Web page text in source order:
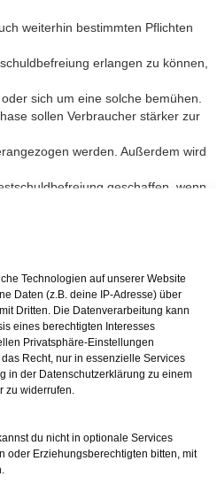
Technologien auf unserer Website
Daten (z.B. deine IP-Adresse) über
Dritten. Die Datenverarbeitung kann
eines berechtigten Interesses
Privatsphäre-Einstellungen
Recht, nur in essenzielle Services
in der Datenschutzerklärung zu einem
zu widerrufen.
du nicht in optionale Services
oder Erziehungsberechtigten bitten, mit
weiterhin bestimmten Pflichten
erlangen zu können,
sich um eine solche bemühen.
sollen Verbraucher stärker zur
werden. Außerdem wird
geschaffen, wenn
begründet werden.
Auswirkungen auf das
beurteilen zu können. Die
dazu führen, dass ein Schuldner
auch schneller zu einer zweiten
in Wiederholungsfällen